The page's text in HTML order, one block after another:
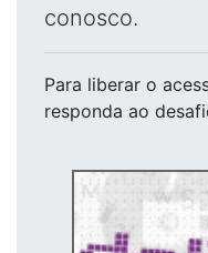
conosco.
Para liberar o
responda ao